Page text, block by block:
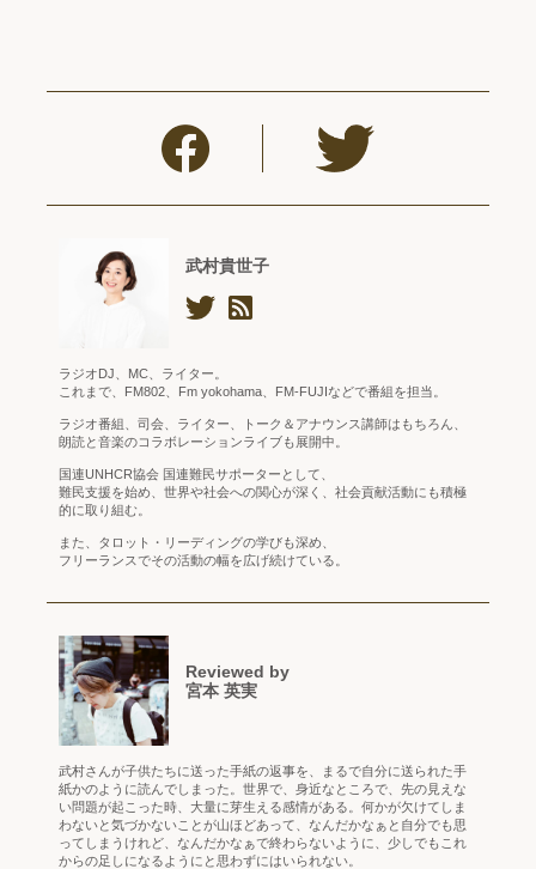
武村貴世子
ラジオDJ、MC、ライター。
これまで、FM802、Fm yokohama、FM-FUJIなどで番組を担当。
ラジオ番組、司会、ライター、トーク＆アナウンス講師はもちろん、
朗読と音楽のコラボレーションライブも展開中。
国連UNHCR協会 国連難民サポーターとして、
難民支援を始め、世界や社会への関心が深く、社会貢献活動にも積極
的に取り組む。
また、タロット・リーディングの学びも深め、
フリーランスでその活動の幅を広げ続けている。
Reviewed by
宮本 英実
武村さんが子供たちに送った手紙の返事を、まるで自分に送られた手
紙かのように読んでしまった。世界で、身近なところで、先の見えな
い問題が起こった時、大量に芽生える感情がある。何かが欠けてしま
わないと気づかないことが山ほどあって、なんだかなぁと自分でも思
ってしまうけれど、なんだかなぁで終わらないように、少しでもこれ
からの足しになるようにと思わずにはいられない。